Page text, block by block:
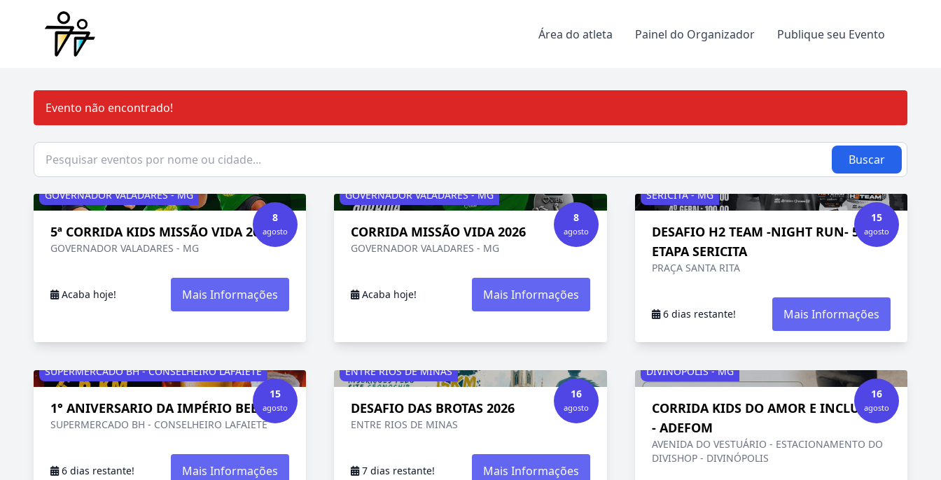
Área do atleta Painel do Organizador Publique seu Evento
Evento não encontrado!
Buscar
8
agosto
GOVERNADOR VALADARES - MG
5ª CORRIDA KIDS MISSÃO VIDA 2026
GOVERNADOR VALADARES - MG
Acaba hoje! Mais Informações
8
agosto
GOVERNADOR VALADARES - MG
CORRIDA MISSÃO VIDA 2026
GOVERNADOR VALADARES - MG
Acaba hoje! Mais Informações
15
agosto
SERICITA - MG
DESAFIO H2 TEAM -NIGHT RUN- 5ª
ETAPA SERICITA
PRAÇA SANTA RITA
6 dias restante! Mais Informações
15
agosto
SUPERMERCADO BH - CONSELHEIRO LAFAIETE
1° ANIVERSARIO DA IMPÉRIO BEER
SUPERMERCADO BH - CONSELHEIRO LAFAIETE
6 dias restante! Mais Informações
16
agosto
ENTRE RIOS DE MINAS
DESAFIO DAS BROTAS 2026
ENTRE RIOS DE MINAS
7 dias restante! Mais Informações
16
agosto
DIVINÓPOLIS - MG
CORRIDA KIDS DO AMOR E INCLUSÃO
- ADEFOM
AVENIDA DO VESTUÁRIO - ESTACIONAMENTO DO
DIVISHOP - DIVINÓPOLIS